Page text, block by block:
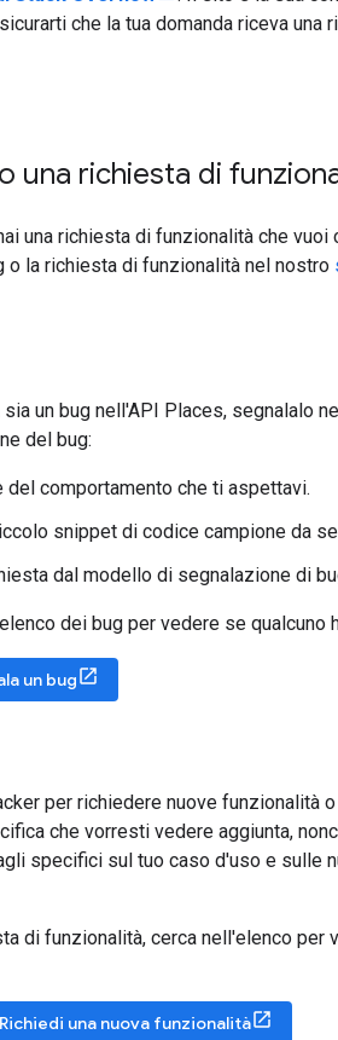
che la tua domanda riceva una
una richiesta di
una richiesta di funzionalità che
la richiesta di funzionalità nel nostro
un bug nell'API Places, segnalalo
del bug:
comportamento che ti aspettavi.
snippet di codice campione da
dal modello di segnalazione di
dei bug per vedere se qualcuno
un bug
per richiedere nuove funzionalità
che vorresti vedere aggiunta,
specifici sul tuo caso d'uso e sulle
di funzionalità, cerca nell'elenco per
Richiedi una nuova funzionalità